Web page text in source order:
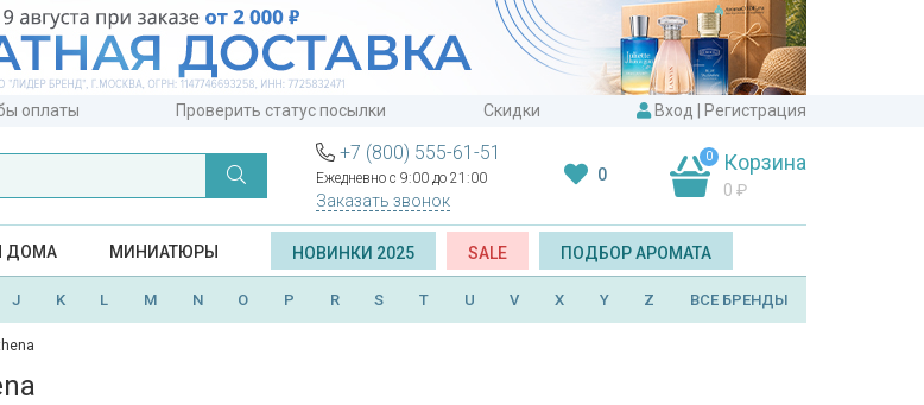
оплаты Проверить статус посылки Скидки Вход Регистрация
+7 (800) 555-61-51
Ежедневно с 9:00 до 21:00
Заказать звонок
0
0 Корзина
0 ₽
ДОМА МИНИАТЮРЫ НОВИНКИ 2025 SALE ПОДБОР АРОМАТА
J K L M N O P R S T U V X Y Z ВСЕ БРЕНДЫ